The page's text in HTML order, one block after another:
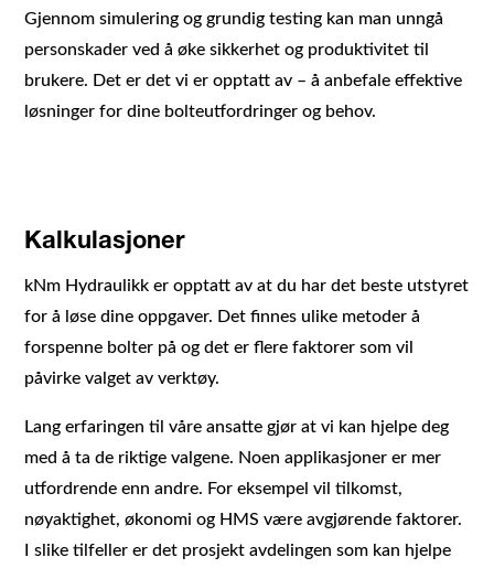
Gjennom simulering og grundig testing kan man unngå
personskader ved å øke sikkerhet og produktivitet til
brukere. Det er det vi er opptatt av – å anbefale effektive
løsninger for dine bolteutfordringer og behov.
Kalkulasjoner
kNm Hydraulikk er opptatt av at du har det beste utstyret
for å løse dine oppgaver. Det finnes ulike metoder å
forspenne bolter på og det er flere faktorer som vil
påvirke valget av verktøy.
Lang erfaringen til våre ansatte gjør at vi kan hjelpe deg
med å ta de riktige valgene. Noen applikasjoner er mer
utfordrende enn andre. For eksempel vil tilkomst,
nøyaktighet, økonomi og HMS være avgjørende faktorer.
I slike tilfeller er det prosjekt avdelingen som kan hjelpe